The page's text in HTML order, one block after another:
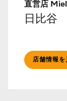
直営店
日比谷
店舗情報を